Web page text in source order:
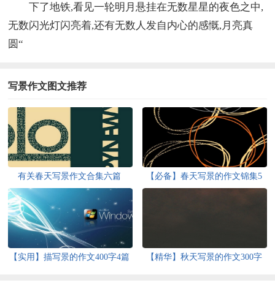
下了地铁,看见一轮明月悬挂在无数星星的夜色之中,
无数闪光灯闪亮着,还有无数人发自内心的感慨,月亮真
圆“
写景作文图文推荐
有关春天写景作文合集六篇
【必备】春天写景的作文锦集5
【实用】描写景的作文400字4篇
【精华】秋天写景的作文300字